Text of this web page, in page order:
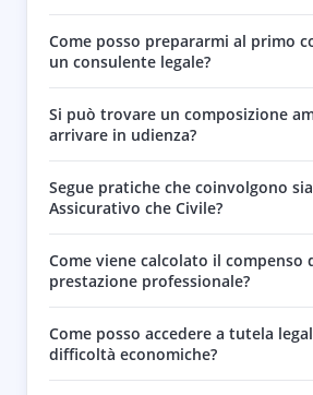
Come posso prepararmi al primo
un consulente legale?
Si può trovare un composizione
arrivare in udienza?
Segue pratiche che coinvolgono
Assicurativo che Civile?
Come viene calcolato il compenso
prestazione professionale?
Come posso accedere a tutela
difficoltà economiche?